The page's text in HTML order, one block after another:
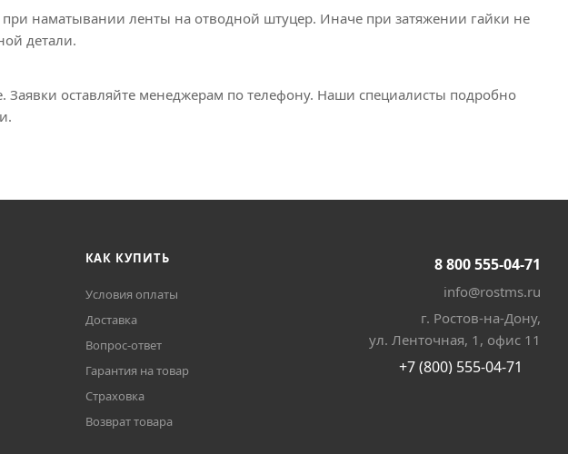
наматывании ленты на отводной штуцер. Иначе при затяжении гайки не
детали.
оставляйте менеджерам по телефону. Наши специалисты подробно
КАК КУПИТЬ
Условия оплаты
Доставка
Вопрос-ответ
Гарантия на товар
Страховка
Возврат товара
8 800 555-04-71
info@rostms.ru
г. Ростов-на-Дону,
ул. Ленточная, 1, офис 11
+7 (800) 555-04-71